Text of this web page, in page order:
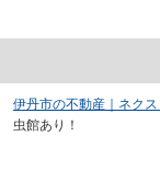
伊丹市の不動産｜ネク
虫館あり！